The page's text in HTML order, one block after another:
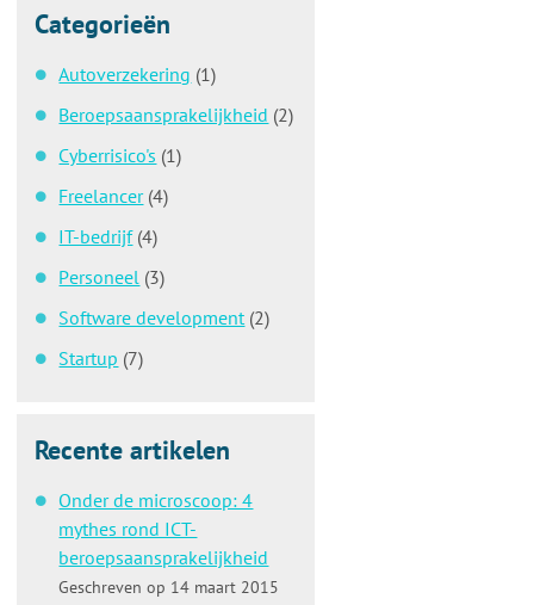
Categorieën
Autoverzekering (1)
Beroepsaansprakelijkheid (2)
Cyberrisico's (1)
Freelancer(4)
IT-bedrijf(4)
Personeel (3)
Software development(2)
Startup (7)
Recente artikelen
Onder de microscoop: 4
mythes rond ICT-
beroepsaansprakelijkheid
Geschreven op 14 maart 2015